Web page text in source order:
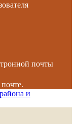
почты
и